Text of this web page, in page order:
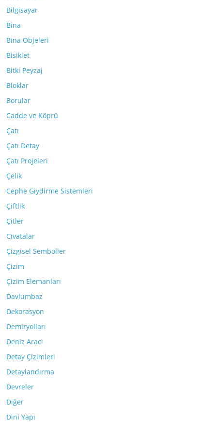
Bilgisayar
Bina
Bina Objeleri
Bisiklet
Bitki Peyzaj
Bloklar
Borular
Cadde ve Köprü
Çatı
Çatı Detay
Çatı Projeleri
Çelik
Cephe Giydirme Sistemleri
Çiftlik
Çitler
Civatalar
Çizgisel Semboller
Çizim
Çizim Elemanları
Davlumbaz
Dekorasyon
Demiryolları
Deniz Aracı
Detay Çizimleri
Detaylandırma
Devreler
Diğer
Dini Yapı